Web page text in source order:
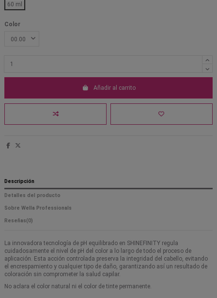
60 ml
Color
Añadir al carrito
Descripción
Detalles del producto
Sobre Wella Professionals
Reseñas(0)
La innovadora tecnología de pH equilibrado en SHINEFINITY regula
cuidadosamente el nivel de pH del color a lo largo de todo el proceso de
aplicación. Esta acción controlada preserva la integridad del cabello, evitando
el encrespamiento y cualquier tipo de daño, garantizando así un resultado de
coloración sin comprometer la salud capilar.
No aclara el color natural ni el color de tinte permanente.